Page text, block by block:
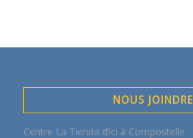
NOUS JOINDRE
Centre La Tienda d’ici à Compostelle